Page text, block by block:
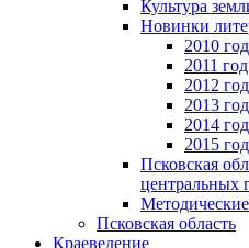
Культура
Новинки
2010 год
2011 год
2012 год
2013 год
2014 год
2015 год
Псковская
центральных
Псковская область
Краеведение